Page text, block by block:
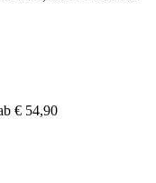
€ 54,90